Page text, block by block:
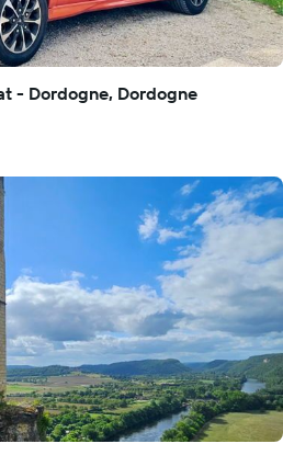
- Dordogne, Dordogne